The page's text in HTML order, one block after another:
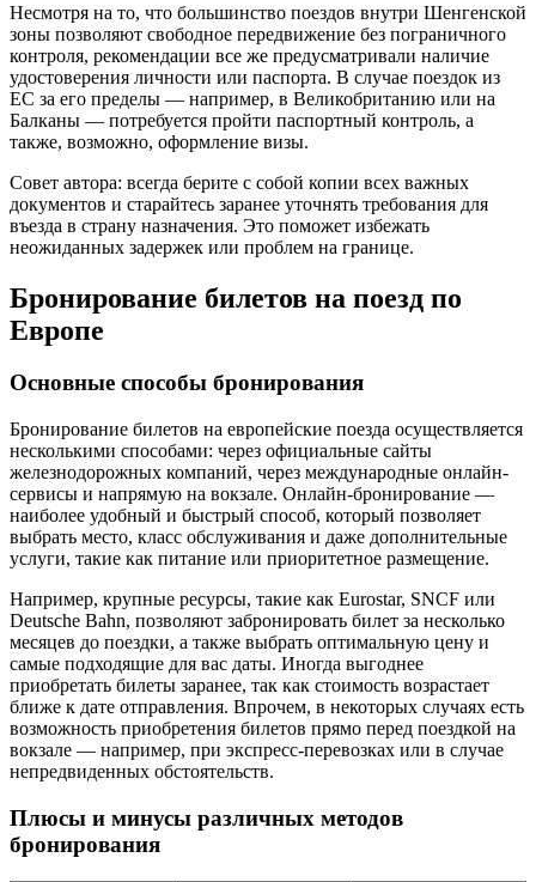
Несмотря на то, что большинство поездов внутри Шенгенской
зоны позволяют свободное передвижение без пограничного
контроля, рекомендации все же предусматривали наличие
удостоверения личности или паспорта. В случае поездок из
ЕС за его пределы — например, в Великобританию или на
Балканы — потребуется пройти паспортный контроль, а
также, возможно, оформление визы.
Совет автора: всегда берите с собой копии всех важных
документов и старайтесь заранее уточнять требования для
въезда в страну назначения. Это поможет избежать
неожиданных задержек или проблем на границе.
Бронирование билетов на поезд по
Европе
Основные способы бронирования
Бронирование билетов на европейские поезда осуществляется
несколькими способами: через официальные сайты
железнодорожных компаний, через международные онлайн-
сервисы и напрямую на вокзале. Онлайн-бронирование —
наиболее удобный и быстрый способ, который позволяет
выбрать место, класс обслуживания и даже дополнительные
услуги, такие как питание или приоритетное размещение.
Например, крупные ресурсы, такие как Eurostar, SNCF или
Deutsche Bahn, позволяют забронировать билет за несколько
месяцев до поездки, а также выбрать оптимальную цену и
самые подходящие для вас даты. Иногда выгоднее
приобретать билеты заранее, так как стоимость возрастает
ближе к дате отправления. Впрочем, в некоторых случаях есть
возможность приобретения билетов прямо перед поездкой на
вокзале — например, при экспресс-перевозках или в случае
непредвиденных обстоятельств.
Плюсы и минусы различных методов
бронирования